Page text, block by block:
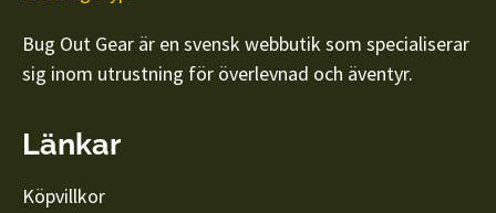
Bug Out Gear är en svensk webbutik som specialiserar
sig inom utrustning för överlevnad och äventyr.
Länkar
Köpvillkor